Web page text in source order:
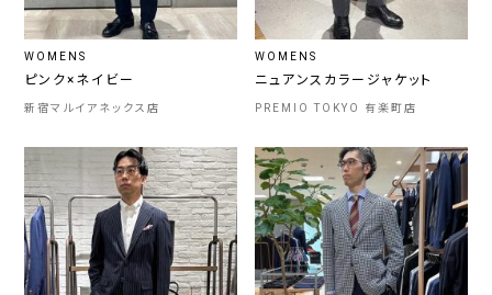
WOMENS
ピンク×ネイビー
新宿マルイアネックス店
WOMENS
ニュアンスカラージャケット
PREMIO TOKYO 有楽町店